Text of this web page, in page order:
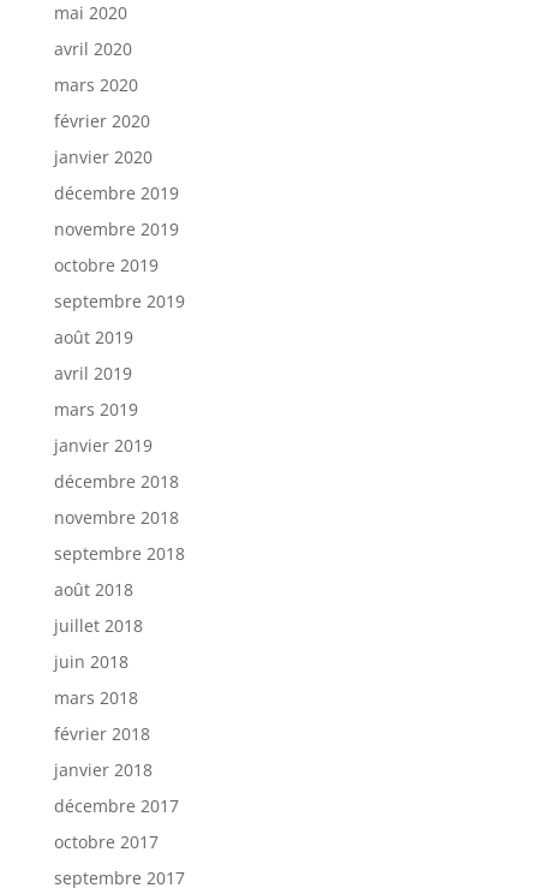
mai 2020
avril 2020
mars 2020
février 2020
janvier 2020
décembre 2019
novembre 2019
octobre 2019
septembre 2019
août 2019
avril 2019
mars 2019
janvier 2019
décembre 2018
novembre 2018
septembre 2018
août 2018
juillet 2018
juin 2018
mars 2018
février 2018
janvier 2018
décembre 2017
octobre 2017
septembre 2017